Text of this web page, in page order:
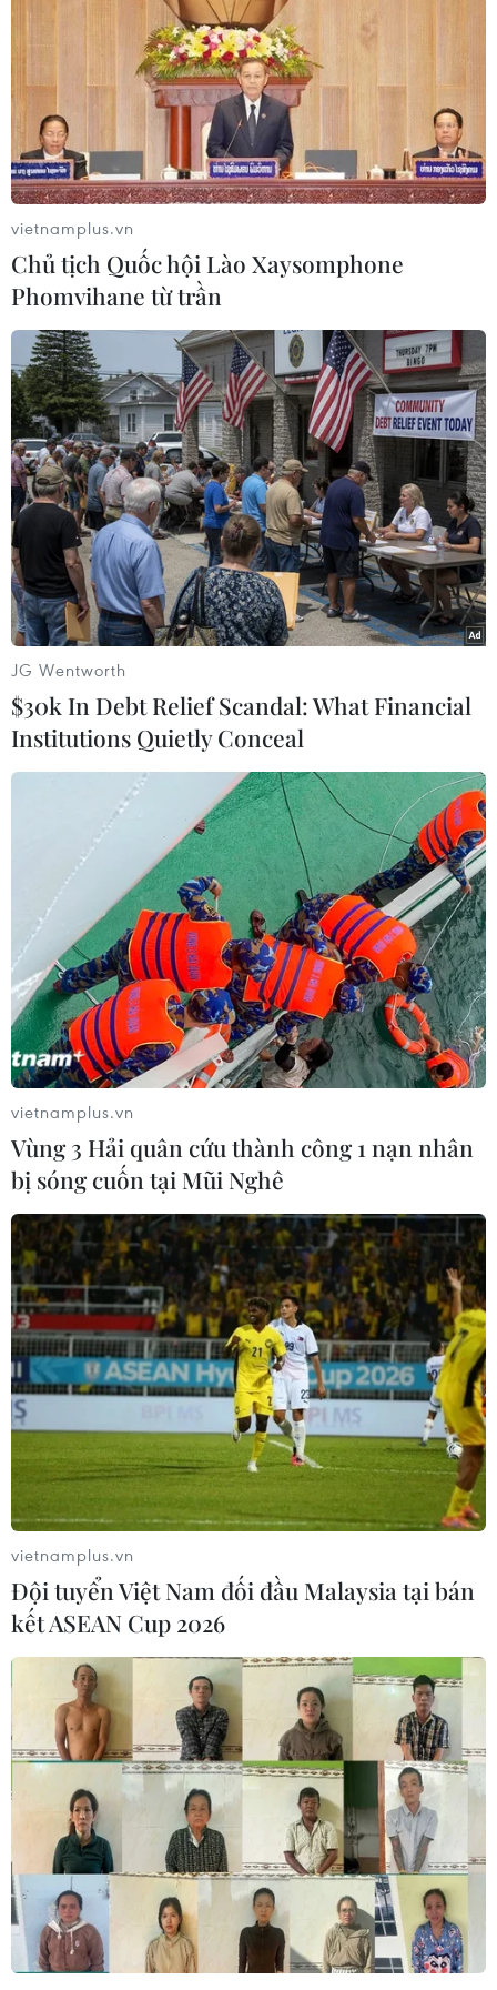
Không phải là ngoại lệ, ngày 25/3 Honda thông
báo tạm dừng sản xuất tạihai nhà máy Saitama
và Suzuka sẽ kéo dài tới ngày 3/4. Nhưng hãng
đã nối lạihoạt động sản xuất xe máy tại nhà
máy Kumamoto vào hôm 21/3./.
#Mỹ #Nhật Bản #Nissan
#Động đất
Theo dõi VietnamPlus
TIN CÙNG CHUYÊN MỤC
Xe điện Trung Quốc mở rộng
cuộc đua công nghệ ra Đông Nam Á
08/08/2026 03:00
Hãng BMW bắt đầu sản xuất hàng
loạt mẫu xe thuần điện “thế hệ mới”
07/08/2026 01:52
Các thương hiệu xe cao cấp của Đức
trong cuộc khủng hoảng lợi nhuận
04/08/2026 23:03
Bứt phá trước "tháng Ngâu": Hãng xe
đồng loạt bung chiêu kích cầu đa
dạng
04/08/2026 04:29
Ôtô Trung Quốc có tạo nên “làn sóng
tràn” tại châu Âu?
04/08/2026 00:17
Châu Phi tận dụng lợi thế quang điện
cho ngành xe điện
03/08/2026 09:46
Thiếu tài xế, khoảng 25-30% xe đầu
kéo phải nằm bãi
vietnamplus.vn
Chủ tịch Quốc hội Lào Xaysomphone
Phomvihane từ trần
JG Wentworth
$30k In Debt Relief Scandal: What Financial
Institutions Quietly Conceal
vietnamplus.vn
Vùng 3 Hải quân cứu thành công 1 nạn nhân
bị sóng cuốn tại Mũi Nghê
vietnamplus.vn
Đội tuyển Việt Nam đối đầu Malaysia tại bán
kết ASEAN Cup 2026